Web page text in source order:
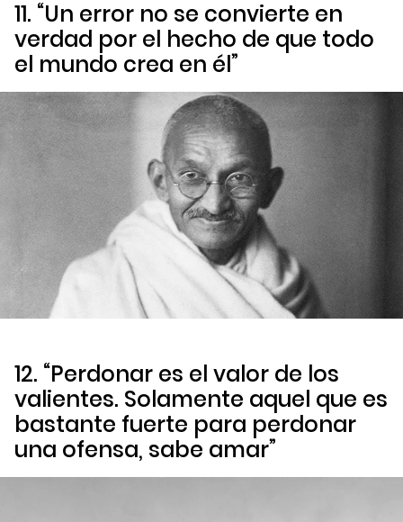
11. “Un error no se convierte en
verdad por el hecho de que todo
el mundo crea en él”
12. “Perdonar es el valor de los
valientes. Solamente aquel que es
bastante fuerte para perdonar
una ofensa, sabe amar”